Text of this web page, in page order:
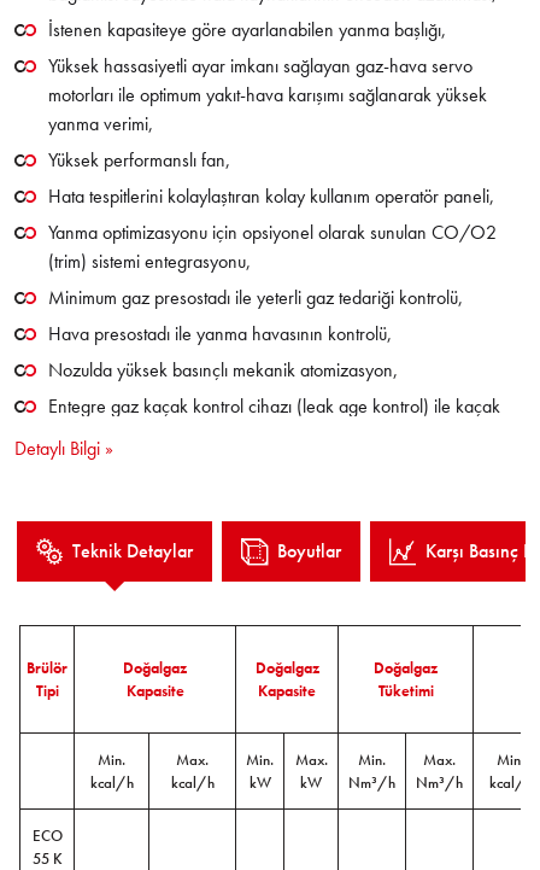
İstenen kapasiteye göre ayarlanabilen yanma başlığı,
Yüksek hassasiyetli ayar imkanı sağlayan gaz-hava servo
motorları ile optimum yakıt-hava karışımı sağlanarak yüksek
yanma verimi,
Yüksek performanslı fan,
Hata tespitlerini kolaylaştıran kolay kullanım operatör paneli,
Yanma optimizasyonu için opsiyonel olarak sunulan CO/O2
(trim) sistemi entegrasyonu,
Minimum gaz presostadı ile yeterli gaz tedariği kontrolü,
Hava presostadı ile yanma havasının kontrolü,
Nozulda yüksek basınçlı mekanik atomizasyon,
Entegre gaz kaçak kontrol cihazı (leak age kontrol) ile kaçak
kontrolü,
Detaylı Bilgi »
Teknik Detaylar Boyutlar Karşı Basınç
Brülör
Tipi
Doğalgaz
Kapasite
Doğalgaz
Kapasite
Doğalgaz
Tüketimi
Min.
kcal/h
Max.
kcal/h
Min.
kW
Max.
kW
Min.
Nm³/h
Max.
Nm³/h
Min.
kcal/h
ECO
55 K